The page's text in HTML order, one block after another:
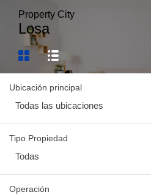
Property City
Losa
Ubicación principal
Todas las ubicaciones
Tipo Propiedad
Todas
Operación